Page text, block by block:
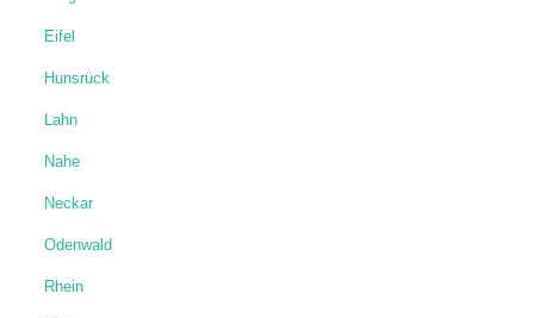
Eifel
Hunsrück
Lahn
Nahe
Neckar
Odenwald
Rhein